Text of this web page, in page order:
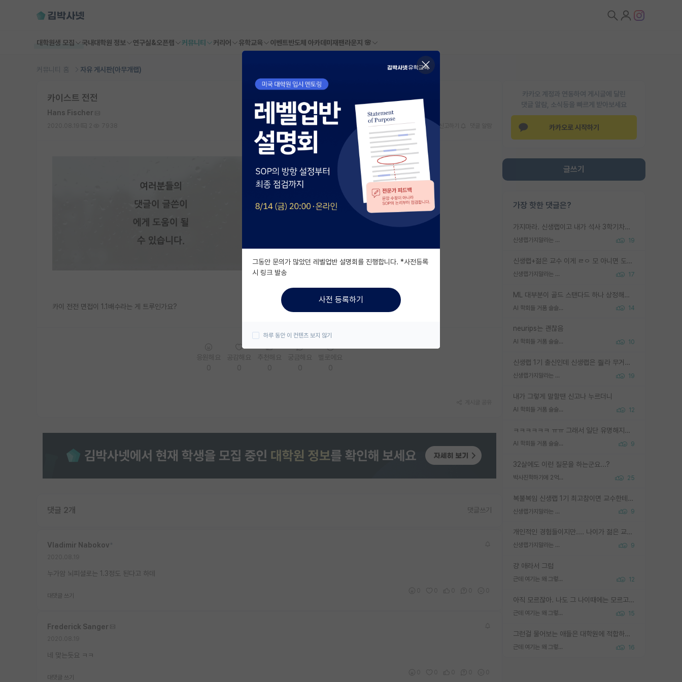
대학원생 모집 국내대학원 정보 연구실&오픈랩 커뮤니티 커리어 유학교육 이벤트반도체 아카데미 재팬라운지 🌸
커뮤니티 홈 자유 게시판(아무개랩)
카카오 계정과 연동하여 게시글에 달린
댓글 알람, 소식등을 빠르게 받아보세요
카카오로 시작하기
글쓰기
가장 핫한 댓글은?
가지마라. 신생랩이고 내가 석사 3학기차인데 최고참인데 나도 아무것도 모르는데 교수가 후배들 왜 논문 교육 안시키냐. 논문 왜 안 써오냐 닦달한다
신생랩가지말라는 이유가 있었구나 19
신생랩+젊은 교수 이게 ㄹㅇ 모 아니면 도인듯.
신생랩가지말라는 이유가 있었구나 17
ML 대부분이 골드 스탠다드 하나 상정해놓고 (벤치마크 데이터셋이 여러 개면 여러 개 상정) 그거 얼마나 잘 맞추나 싸움임 가끔 번뜩이는 설계 철학을 보여주는 논문들도 있지만 대부분 그거 성적 얼마나 더 올리느라에 혈안이 되어 있는 측면이 잇음
AI 학회들 거품 슬슬 지적이 나오네요 14
neurips는 괜찮음
AI 학회들 거품 슬슬 지적이 나오네요 10
신생랩 1기 출신인데 신생랩은 줠라 무거운 바벨 같은거임. 들면 대박인데 못들면 깔려 죽음. 아무도 알려주지 않는 환경에서 자생해야하지만, 일단 살아남았다면 그 어떤 사람보다 악착같고 생존력 높은 사람으로 거듭날 수 있음
신생랩가지말라는 이유가 있었구나 19
내가 그렇게 말할땐 신고나 누르더니
AI 학회들 거품 슬슬 지적이 나오네요 12
ㅋㅋㅋㅋㅋㅋ ㅠㅠ 그래서 일단 유명해지는게 중요한거같습니다
AI 학회들 거품 슬슬 지적이 나오네요 9
32살에도 이런 질문을 하는군요...?
박사진학하기에 2억은 괜찮은 (?) 정도의 경제력인가요 25
복불복임 신생랩 1기 최고참이면 교수한테 직접 지도받는 시간이 매우 많음 제대로 된 교수라면 말이지 그게 아니라면 그냥 넌 해방 불가능한 노예 1호에 감점쓰레기통이 되는거고
신생랩가지말라는 이유가 있었구나 9
개인적인 경험들이지만.... 나이가 젊은 교수일수록 꼰대라는 가면을 쓴 채로 무례함을 행동하는 경우가 거의 90% 정도였음. 나이가 어린데 다른 또래들과 달리 명예, 권력, 재력까지 얻었으니 세상 다 가진 기분이겠지. 오히러 나이 든 교수들이 행동과 말을 더 조심하시더라.
신생랩가지말라는 이유가 있었구나 9
걍 애라서 그럼
근데 여기는 왜 그렇게 SPK를 물어보는거임? 12
아직 모르잖아. 나도 그 나이때에는 모르고 평가 받고 안심하고 싶었어.
근데 여기는 왜 그렇게 SPK를 물어보는거임? 15
그런걸 물어보는 애들은 대학원에 적합하지 않다
근데 여기는 왜 그렇게 SPK를 물어보는거임? 16
카이스트 전전
Hans Fischer
스크랩 신고하기
카이 전전 면접이 1.1배수라는 게 트루인가요?
댓글 2개 댓글쓰기
Vladimir Nabokov
누가암 뇌피셜로는 1.3정도 된다고 하데
대댓글 쓰기
Frederick Sanger
네 맞는듯요 ㅋㅋ
대댓글 쓰기
그동안 문의가 많았던 레벨업반 설명회를 진행합니다. *사전등록
시 링크 발송
사전 등록하기
하루 동안 이 컨텐츠 보지 않기